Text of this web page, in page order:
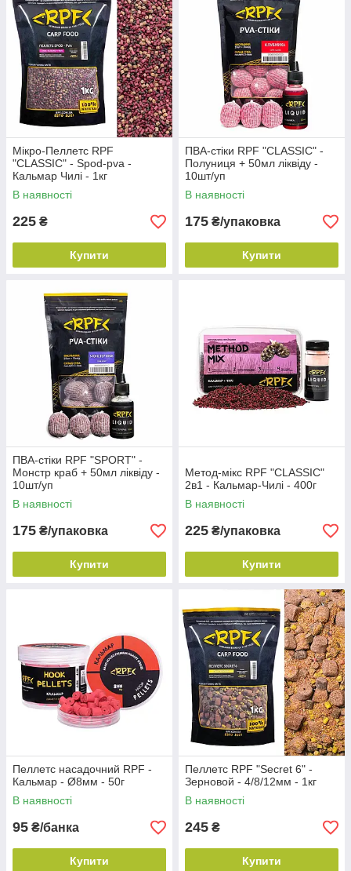
Мікро-Пеллетс RPF
"CLASSIC" - Spod-pva -
Кальмар Чилі - 1кг
В наявності
225 ₴
Купити
ПВА-стіки RPF "CLASSIC" -
Полуниця + 50мл ліквіду -
10шт/уп
В наявності
175 ₴/упаковка
Купити
ПВА-стіки RPF "SPORT" -
Монстр краб + 50мл ліквіду -
10шт/уп
В наявності
175 ₴/упаковка
Купити
Метод-мікс RPF "CLASSIC"
2в1 - Кальмар-Чилі - 400г
В наявності
225 ₴/упаковка
Купити
Пеллетс насадочний RPF -
Кальмар - Ø8мм - 50г
В наявності
95 ₴/банка
Купити
Пеллетс RPF "Secret 6" -
Зерновой - 4/8/12мм - 1кг
В наявності
245 ₴
Купити